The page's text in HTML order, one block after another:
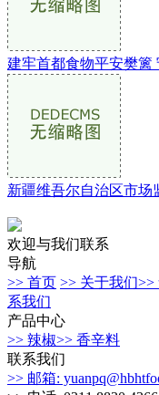
建牢首都食物平安樊篱
新疆维吾尔自治区市场
欢迎与我们联系
导航
>> 首页 >> 关于我们>>
系我们
产品中心
>> 辣椒>> 香辛料
联系我们
>> 邮箱: